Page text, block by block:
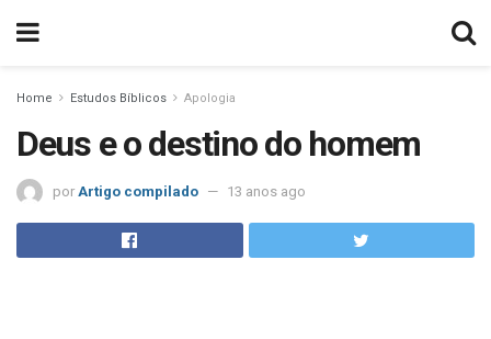
Home Estudos Bíblicos Apologia
Deus e o destino do homem
por Artigo compilado 13 anos ago